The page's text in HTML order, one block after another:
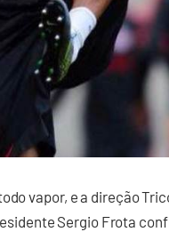
vapor, e a direção
Sergio Frota